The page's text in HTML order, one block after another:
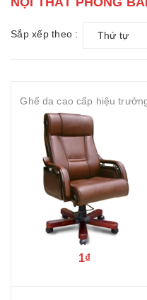
Sắp xếp theo : Thứ tự
Ghế da cao cấp hiệu
1₫